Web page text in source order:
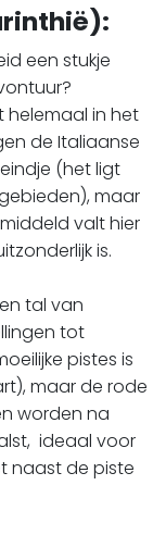
een stukje
helemaal in het
de Italiaanse
(het ligt
maar
valt hier
is.
tal van
tot
pistes is
maar de rode
worden na
ideaal voor
naast de piste